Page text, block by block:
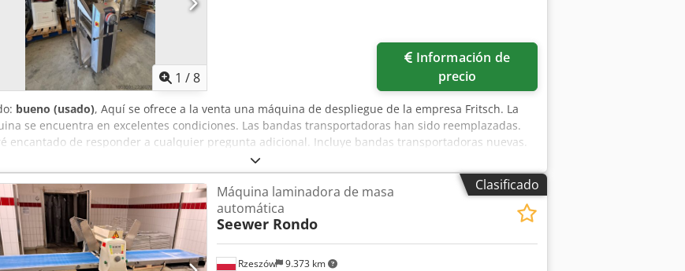
1 /8
precio
bueno (usado), Aquí se ofrece a la venta una máquina de despliegue de la empresa Fritsch. La
se encuentra en excelentes condiciones. Las bandas transportadoras han sido reemplazadas.
encantado de responder a cualquier pregunta adicional. Incluye bandas transportadoras nuevas.
Clasificado
Rzeszów 9.373 km
Máquina laminadora de masa
automática
Seewer Rondo